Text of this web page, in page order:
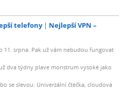
telefony
Nejlepší VPN –
11. srpna. Pak už vám nebudou fungovat
dva týdny plave monstrum vysoké jako
se slevou: Univerzální čtečka, cloudová